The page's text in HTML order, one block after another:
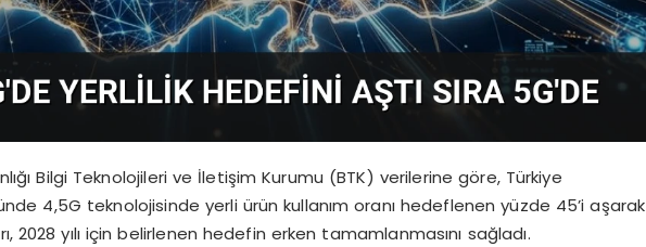
Bilgi Teknolojileri ve İletişim Kurumu (BTK) verilerine göre, Türkiye
4,5G teknolojisinde yerli ürün kullanım oranı hedeflenen yüzde 45’i aşarak
2028 yılı için belirlenen hedefin erken tamamlanmasını sağladı.